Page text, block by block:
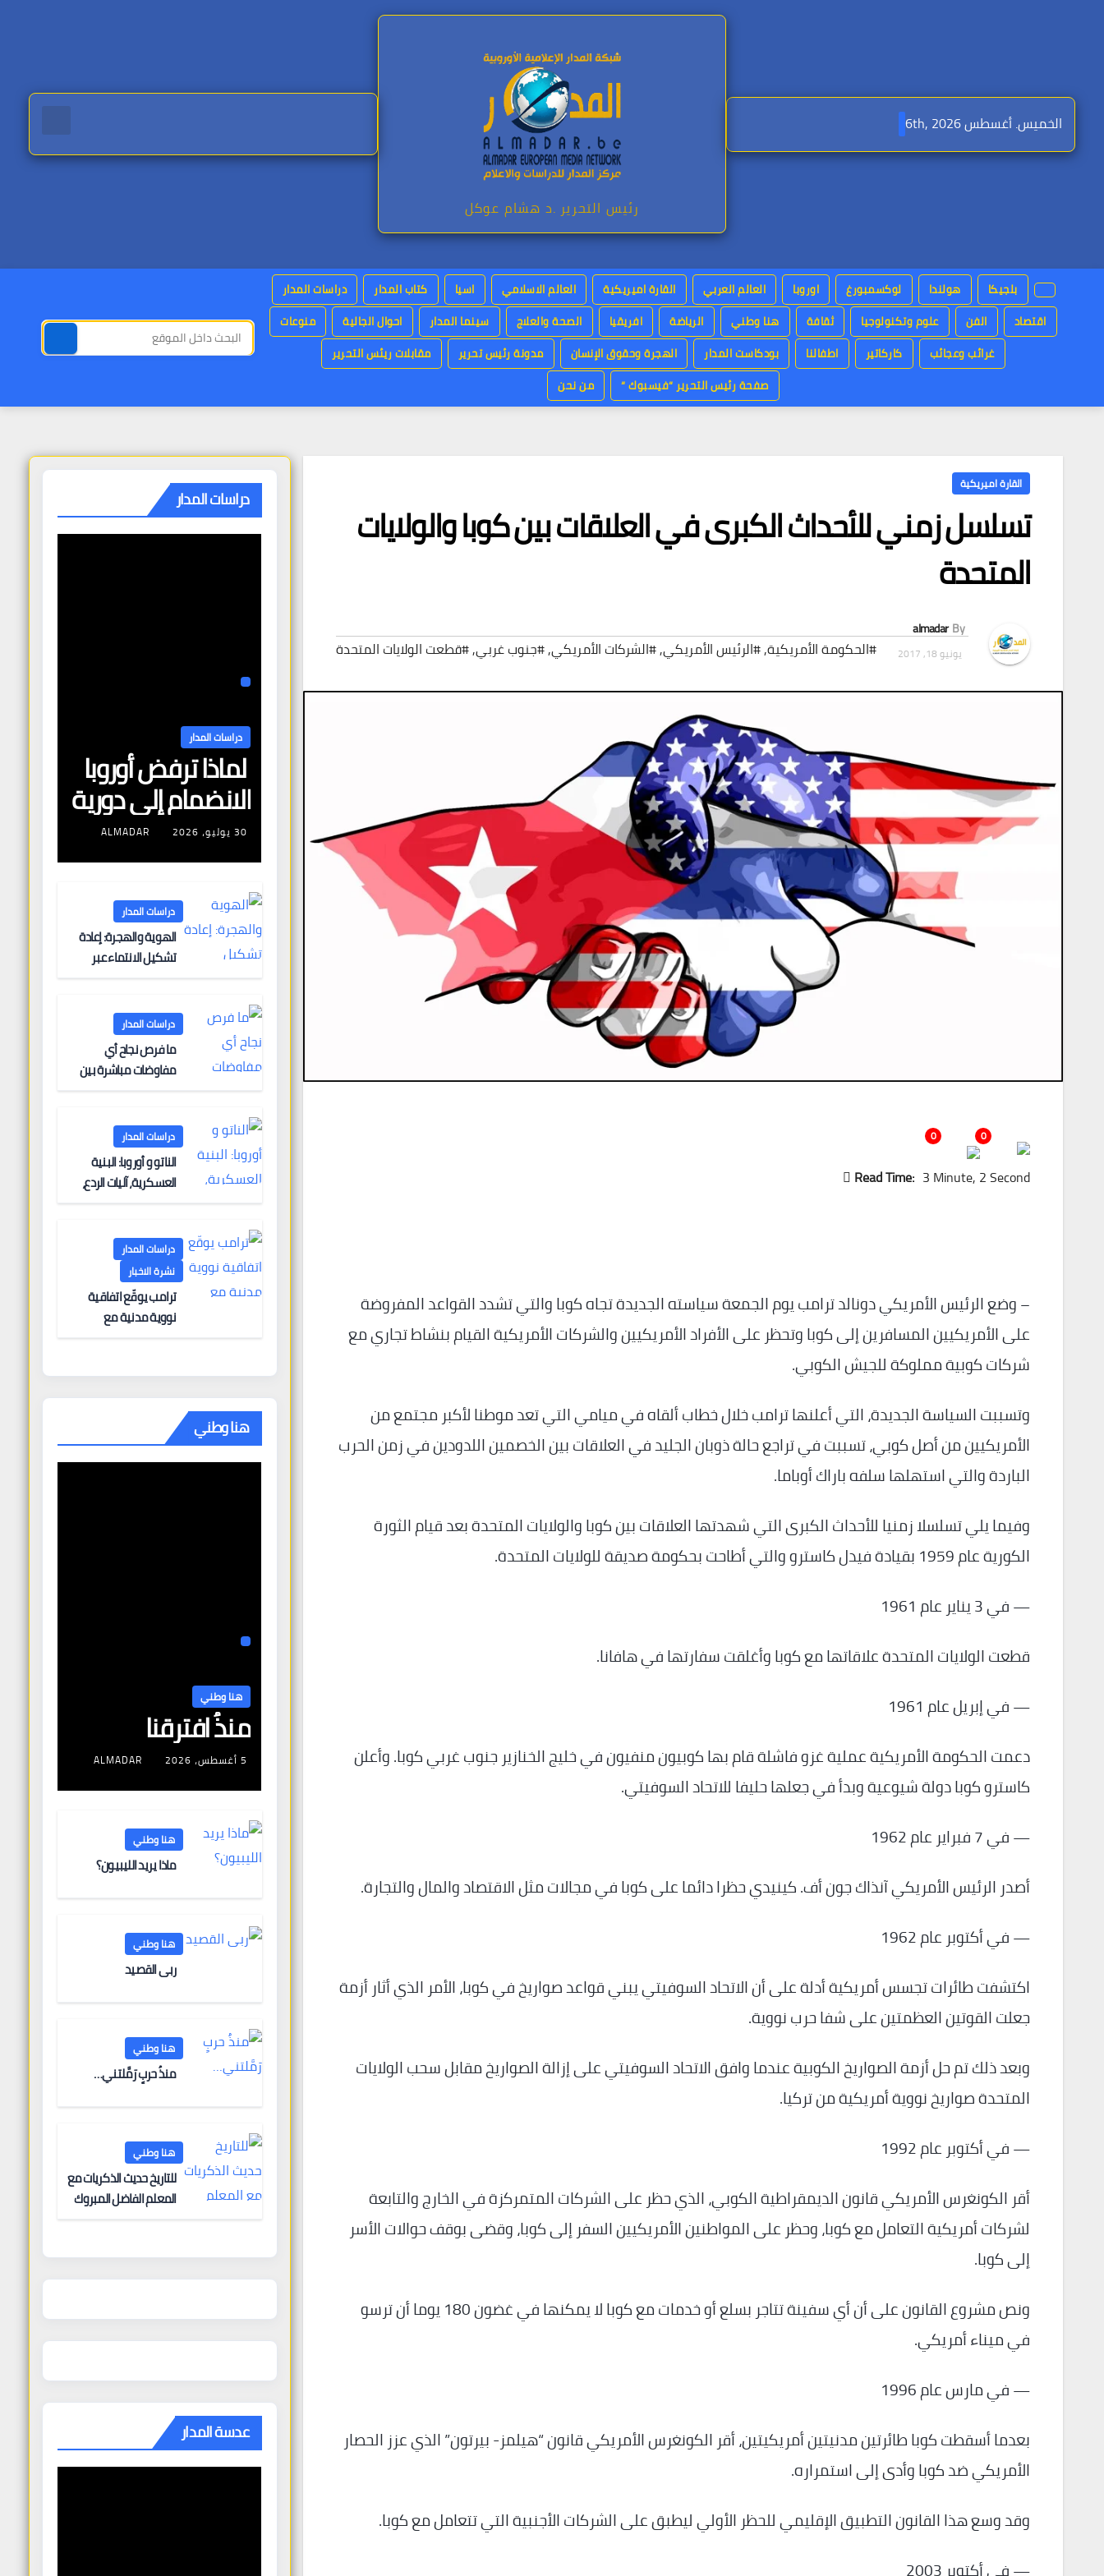
الخميس. أغسطس 6th, 2026
رئيس التحرير .د هشام عوكل
بلجيكا هولندا لوكسمبورغ اوروبا العالم العربي القارة اميريكية العالم الاسلامي اسيا كتاب المدار
دراسات المدار
اقتصاد
الفن علوم وتكنولوجيا ثقافة هنا وطني الرياضة افريقيا الصحة والعلاج سينما المدار احوال الجالية
منوعات
غرائب وعجائب
كاركاتير اطفالنا بودكاست المدار الهجرة وحقوق الإنسان مدونة رئيس تحرير
مقابلات ريئس التحرير
صفحة رئيس التحرير “فيسبوك “
من نحن
القارة اميريكية
تسلسل زمني للأحداث الكبرى في العلاقات بين كوبا والولايات
المتحدة
By
almadar
يونيو 18, 2017 #الحكومة الأمريكية,#الرئيس الأمريكي,#الشركات الأمريكي,#جنوب غربي,#قطعت الولايات المتحدة
0
0
Read Time: 3 Minute, 2 Second
– وضع الرئيس الأمريكي دونالد ترامب يوم الجمعة سياسته الجديدة تجاه كوبا والتي تشدد القواعد المفروضة
على الأمريكيين المسافرين إلى كوبا وتحظر على الأفراد الأمريكيين والشركات الأمريكية القيام بنشاط تجاري مع
شركات كوبية مملوكة للجيش الكوبي.
وتسببت السياسة الجديدة، التي أعلنها ترامب خلال خطاب ألقاه في ميامي التي تعد موطنا لأكبر مجتمع من
الأمريكيين من أصل كوبي، تسببت في تراجع حالة ذوبان الجليد في العلاقات بين الخصمين اللدودين في زمن الحرب
الباردة والتي استهلها سلفه باراك أوباما.
وفيما يلي تسلسلا زمنيا للأحداث الكبرى التي شهدتها العلاقات بين كوبا والولايات المتحدة بعد قيام الثورة
الكورية عام 1959 بقيادة فيدل كاسترو والتي أطاحت بحكومة صديقة للولايات المتحدة.
— في 3 يناير عام 1961
قطعت الولايات المتحدة علاقاتها مع كوبا وأغلقت سفارتها في هافانا.
— في إبريل عام 1961
دعمت الحكومة الأمريكية عملية غزو فاشلة قام بها كوبيون منفيون في خليج الخنازير جنوب غربي كوبا. وأعلن
كاسترو كوبا دولة شيوعية وبدأ في جعلها حليفا للاتحاد السوفيتي.
— في 7 فبراير عام 1962
أصدر الرئيس الأمريكي آنذاك جون أف. كينيدي حظرا دائما على كوبا في مجالات مثل الاقتصاد والمال والتجارة.
— في أكتوبر عام 1962
اكتشفت طائرات تجسس أمريكية أدلة على أن الاتحاد السوفيتي يبني قواعد صواريخ في كوبا، الأمر الذي أثار أزمة
جعلت القوتين العظمتين على شفا حرب نووية.
وبعد ذلك تم حل أزمة الصواريخ الكوبية عندما وافق الاتحاد السوفيتي على إزالة الصواريخ مقابل سحب الولايات
المتحدة صواريخ نووية أمريكية من تركيا.
— في أكتوبر عام 1992
أقر الكونغرس الأمريكي قانون الديمقراطية الكوبي، الذي حظر على الشركات المتمركزة في الخارج والتابعة
لشركات أمريكية التعامل مع كوبا، وحظر على المواطنين الأمريكيين السفر إلى كوبا، وقضى بوقف حوالات الأسر
إلى كوبا.
ونص مشروع القانون على أن أي سفينة تتاجر بسلع أو خدمات مع كوبا لا يمكنها في غضون 180 يوما أن ترسو
في ميناء أمريكي.
— في مارس عام 1996
بعدما أسقطت كوبا طائرتين مدنيتين أمريكيتين، أقر الكونغرس الأمريكي قانون “هيلمز- بيرتون” الذي عزز الحصار
الأمريكي ضد كوبا وأدى إلى استمراره.
وقد وسع هذا القانون التطبيق الإقليمي للحظر الأولي ليطبق على الشركات الأجنبية التي تتعامل مع كوبا.
دراسات المدار
دراسات المدار
لماذا ترفض أوروبا
الانضمام إلى دورية
مشتركة لتأمين
الملاحة البحرية؟
30 يوليو، 2026 ALMADAR
دراسات المدار
الهوية والهجرة: إعادة
تشكيل الانتماء عبر
دراسات المدار
ما فرص نجاح أي
مفاوضات مباشرة بين
دراسات المدار
الناتو و أوروبا: البنية
العسكرية، آليات الردع،
دراسات المدار
نشرة الاخبار
ترامب يوقّع اتفاقية
نووية مدنية مع
دبلوماسي كبير” —
وباكستان تطلب 10
وساطتها في إيران
هنا وطني
هنا وطني
منذُ افترقنا
5 أغسطس، 2026 ALMADAR
هنا وطني
ماذا يريد الليبيون؟
هنا وطني
ربى القصيد
هنا وطني
منذُ حربٍ رَمَّلتني…
هنا وطني
للتاريخ حديث الذكريات مع
المعلم الفاضل المبروك
عدسة المدار